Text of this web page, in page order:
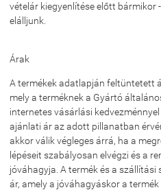
vételár kiegyenlítése előtt bármikor -
elálljunk.
Árak
A termékek adatlapján feltüntetett
mely a terméknek a Gyártó
internetes vásárlási
ajánlati ár az adott pillanatban
akkor válik végleges árrá, ha a
lépéseit szabályosan elvégzi és a
jóváhagyja. A termék és a
ár, amely a jóváhagyáskor a termék